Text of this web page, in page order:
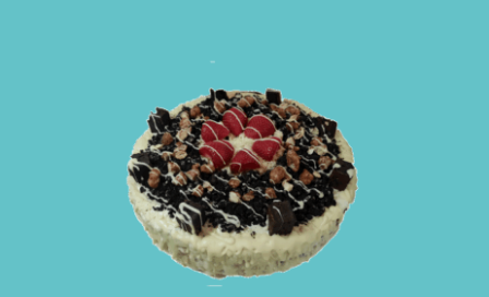
SELECT OPTIONSDIESES
PRODUKT
WEIST
MEHRERE
/ DETAILS